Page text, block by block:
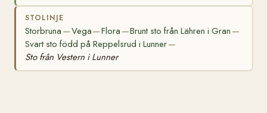
STOLINJE
Storbruna —Vega—Flora —Brunt sto från Lähren i Gran —
Svart sto född på Reppelsrud i Lunner—
Sto från Vestern i Lunner